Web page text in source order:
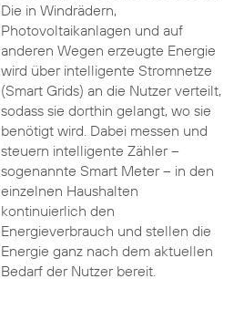
Die in Windrädern,
Photovoltaikanlagen und auf
anderen Wegen erzeugte Energie
wird über intelligente Stromnetze
(Smart Grids) an die Nutzer verteilt,
sodass sie dorthin gelangt, wo sie
benötigt wird. Dabei messen und
steuern intelligente Zähler –
sogenannte Smart Meter – in den
einzelnen Haushalten
kontinuierlich den
Energieverbrauch und stellen die
Energie ganz nach dem aktuellen
Bedarf der Nutzer bereit.